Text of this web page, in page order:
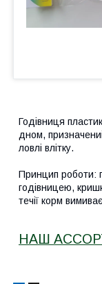
Годівниця
дном,
ловлі влітку.
Принцип роботи:
годівницею,
течії корм
НАШ